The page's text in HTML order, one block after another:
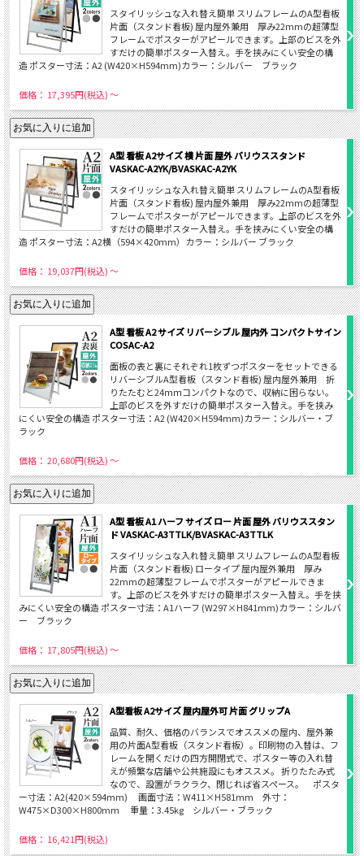
スタイリッシュな入れ替え簡単 スリムフレームのA型看板
片面（スタンド看板) 屋内屋外兼用 厚み22mmの超薄型
フレームでポスターがアピールできます。上部のビスを外
すだけの簡単ポスター入替え。手を挟みにくい安全の構
造 ポスター寸法：A2 (W420×H594mm)カラー：シルバー ブラック
価格： 17,395円(税込)～
A型 看板 A2サイズ 横 片面 屋外 バリウススタンド
VASKAC-A2YK/BVASKAC-A2YK
スタイリッシュな入れ替え簡単 スリムフレームのA型看板
片面（スタンド看板) 屋内屋外兼用 厚み22mmの超薄型
フレームでポスターがアピールできます。上部のビスを外
すだけの簡単ポスター入替え。手を挟みにくい安全の構
造 ポスター寸法：A2横（594×420mm）カラー：シルバー ブラック
価格： 19,037円(税込)～
A型 看板 A2 サイズ リバーシブル 屋内外 コンパクトサイン
COSAC-A2
面板の表と裏にそれぞれ1枚ずつポスターをセットできる
リバーシブルA型看板（スタンド看板) 屋内屋外兼用 折
りたたむと24ｍｍコンパクトなので、収納に困らない。
上部のビスを外すだけの簡単ポスター入替え。手を挟み
にくい安全の構造 ポスター寸法：A2 (W420×H594mm)カラー：シルバー・ブ
ラック
価格： 20,680円(税込)～
A型 看板 A1 ハーフ サイズ ロー 片面 屋外 バリウススタン
ド VASKAC-A3TTLK/BVASKAC-A3TTLK
スタイリッシュな入れ替え簡単 スリムフレームのA型看板
片面（スタンド看板) ロータイプ 屋内屋外兼用 厚み
22mmの超薄型フレームでポスターがアピールできま
す。上部のビスを外すだけの簡単ポスター入替え。手を挟
みにくい安全の構造 ポスター寸法：A1ハーフ (W297×H841mm)カラー：シルバ
ー ブラック
価格： 17,805円(税込)～
A型看板 A2サイズ 屋内屋外可 片面 グリップA
品質、耐久、価格のバランスでオススメの屋内、屋外兼
用の片面A型看板（スタンド看板）。印刷物の入替は、フ
レームを開くだけの四方開閉式で、ポスター等の入れ替
えが頻繁な店舗や公共施設にもオススメ。 折りたたみ式
なので、設置がラクラク、閉じれば省スペース。 ポスタ
ー寸法：A2(420×594mm) 画面寸法：W411×H581mm 外寸：
W475×D300×H800mm 重量：3.45kg シルバー・ブラック
価格： 16,421円(税込)